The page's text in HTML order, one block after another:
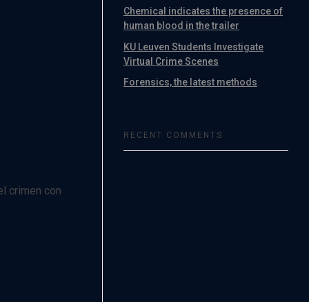
crimen con
Chemical indicates the presence of
human blood in the trailer
KU Leuven Students Investigate
Virtual Crime Scenes
Forensics, the latest methods
RECENT COMMENTS